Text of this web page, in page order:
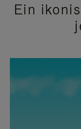
Ein